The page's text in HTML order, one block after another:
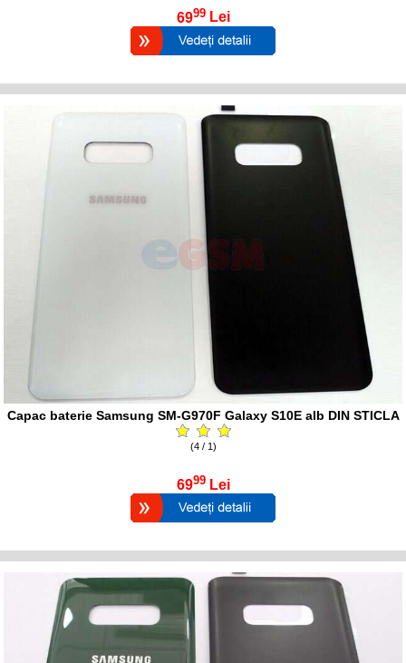
6999 Lei
Capac baterie Samsung SM-G970F Galaxy S10E alb DIN STICLA
(4 / 1)
6999 Lei